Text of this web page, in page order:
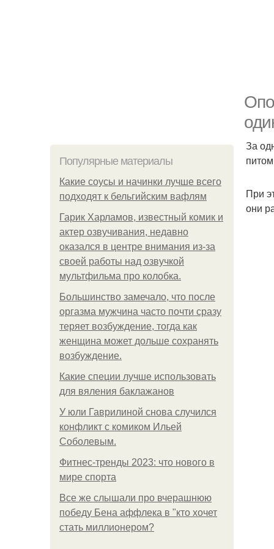
Популярные материалы
Какие соусы и начинки лучше всего
подходят к бельгийским вафлям
Гарик Харламов, известный комик и
актер озвучивания, недавно
оказался в центре внимания из-за
своей работы над озвучкой
мультфильма про колобка.
Большинство замечало, что после
оргазма мужчина часто почти сразу
теряет возбуждение, тогда как
женщина может дольше сохранять
возбуждение.
Какие специи лучше использовать
для вяления баклажанов
У юли Гаврилиной снова случился
конфликт с комиком Ильей
Соболевым.
Фитнес-тренды 2023: что нового в
мире спорта
Все же слышали про вчерашнюю
победу Бена аффлека в "кто хочет
стать миллионером?
За
При
они